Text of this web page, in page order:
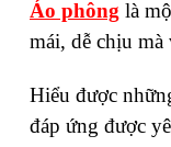
Áo phông là
mái, dễ chịu mà
Hiểu được
đáp ứng được